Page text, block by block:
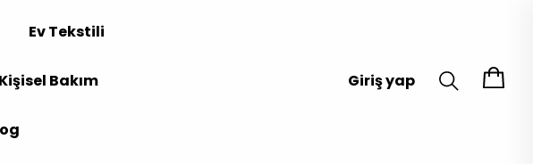
Ev Tekstili
Kişisel Bakım Giriş yap